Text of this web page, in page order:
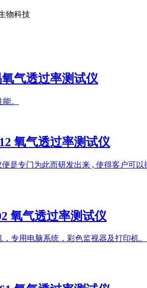
物科技
气透过率测试仪
。
氧气透过率测试仪
是专门为此而研发出来 , 使得客户可
氧气透过率测试仪
专用电脑系统，彩色监视器及打印机